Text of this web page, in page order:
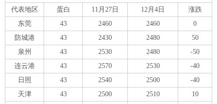
代表地区
蛋白 11月27日 12月4日
涨跌
东莞
43 2460 2460
0
防城港
43 2430 2480
50
泉州
43 2530 2480
-50
连云港
43 2570 2530
-40
日照
43 2540 2500
-40
天津
43 2500 2510
10